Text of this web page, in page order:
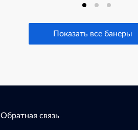
Показать все банеры
Обратная связь